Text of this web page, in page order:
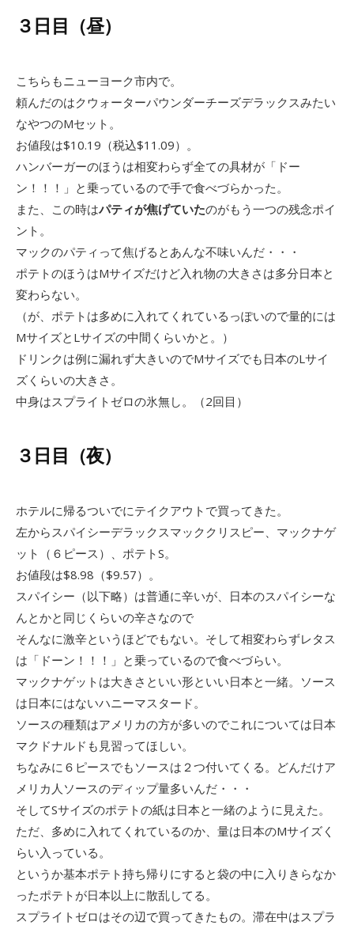
３日目（昼）
こちらもニューヨーク市内で。
頼んだのはクウォーターパウンダーチーズデラックスみたい
なやつのMセット。
お値段は$10.19（税込$11.09）。
ハンバーガーのほうは相変わらず全ての具材が「ドー
ン！！！」と乗っているので手で食べづらかった。
また、この時はパティが焦げていたのがもう一つの残念ポイ
ント。
マックのパティって焦げるとあんな不味いんだ・・・
ポテトのほうはMサイズだけど入れ物の大きさは多分日本と
変わらない。
（が、ポテトは多めに入れてくれているっぽいので量的には
MサイズとLサイズの中間くらいかと。）
ドリンクは例に漏れず大きいのでMサイズでも日本のLサイ
ズくらいの大きさ。
中身はスプライトゼロの氷無し。（2回目）
３日目（夜）
ホテルに帰るついでにテイクアウトで買ってきた。
左からスパイシーデラックスマッククリスピー、マックナゲ
ット（６ピース）、ポテトS。
お値段は$8.98（$9.57）。
スパイシー（以下略）は普通に辛いが、日本のスパイシーな
んとかと同じくらいの辛さなので
そんなに激辛というほどでもない。そして相変わらずレタス
は「ドーン！！！」と乗っているので食べづらい。
マックナゲットは大きさといい形といい日本と一緒。ソース
は日本にはないハニーマスタード。
ソースの種類はアメリカの方が多いのでこれについては日本
マクドナルドも見習ってほしい。
ちなみに６ピースでもソースは２つ付いてくる。どんだけア
メリカ人ソースのディップ量多いんだ・・・
そしてSサイズのポテトの紙は日本と一緒のように見えた。
ただ、多めに入れてくれているのか、量は日本のMサイズく
らい入っている。
というか基本ポテト持ち帰りにすると袋の中に入りきらなか
ったポテトが日本以上に散乱してる。
スプライトゼロはその辺で買ってきたもの。滞在中はスプラ